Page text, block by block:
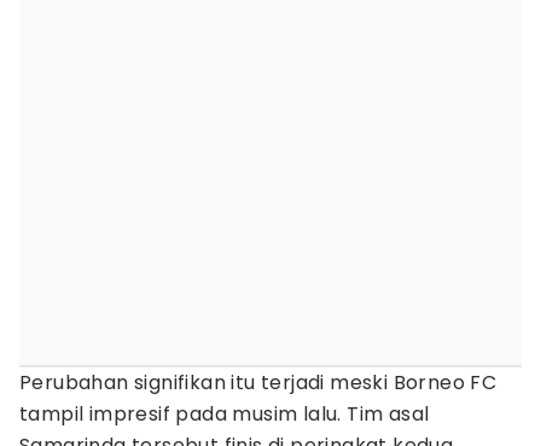
Perubahan signifikan itu terjadi meski Borneo FC
tampil impresif pada musim lalu. Tim asal